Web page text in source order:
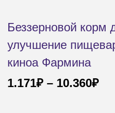
Беззерновой корм
улучшение
киноа Фармина
1.171₽ – 10.360₽